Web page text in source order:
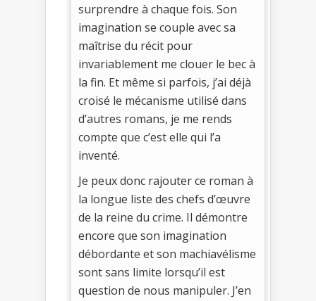
surprendre à chaque fois. Son
imagination se couple avec sa
maîtrise du récit pour
invariablement me clouer le bec à
la fin. Et même si parfois, j’ai déjà
croisé le mécanisme utilisé dans
d’autres romans, je me rends
compte que c’est elle qui l’a
inventé.
Je peux donc rajouter ce roman à
la longue liste des chefs d’œuvre
de la reine du crime. Il démontre
encore que son imagination
débordante et son machiavélisme
sont sans limite lorsqu’il est
question de nous manipuler. J’en